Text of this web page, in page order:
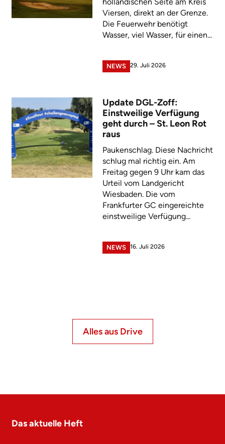
Viersen, direkt an der Grenze.
Die Feuerwehr benötigt
Wasser, viel Wasser, für einen...
NEWS 29. Juli 2026
Update DGL-Zoff:
Einstweilige Verfügung
geht durch – St. Leon Rot
raus
Paukenschlag. Diese Nachricht
schlug mal richtig ein. Am
Freitag gegen 9 Uhr kam das
Urteil vom Landgericht
Wiesbaden. Die vom
Frankfurter GC eingereichte
einstweilige Verfügung...
NEWS 16. Juli 2026
Alles aus Drive
Das aktuelle Heft